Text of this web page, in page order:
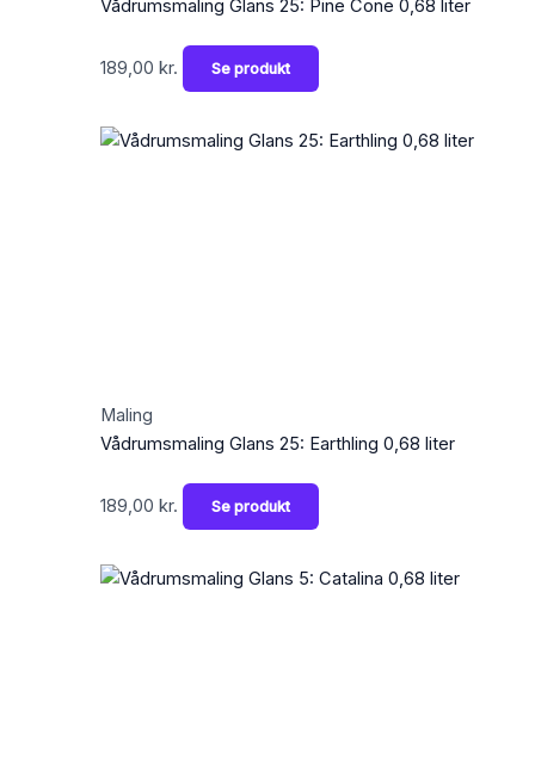
Vådrumsmaling Glans 25: Pine Cone 0,68 liter
189,00 kr. Se produkt
Maling
Vådrumsmaling Glans 25: Earthling 0,68 liter
189,00 kr. Se produkt